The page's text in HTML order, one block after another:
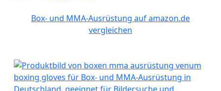
Box- und MMA-Ausrüstung auf amazon.de
vergleichen